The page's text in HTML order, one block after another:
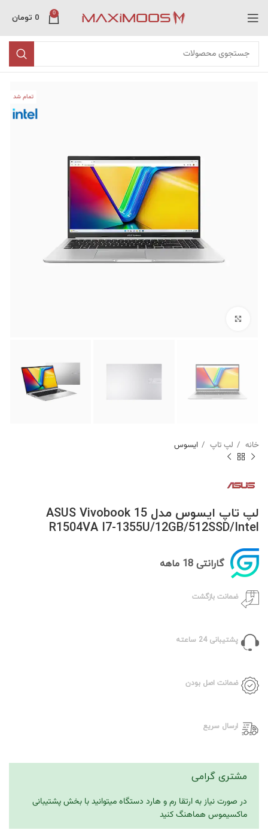
0
0 تومان
تمام شد
خانه لپ تاپ ایسوس
لپ تاپ ایسوس مدل ASUS Vivobook 15
R1504VA I7-1355U/12GB/512SSD/Intel
گارانتی 18 ماهه
ضمانت بازگشت
پشتیبانی 24 ساعته
ضمانت اصل بودن
ارسال سریع
مشتری گرامی
در صورت نیاز به ارتقا رم و هارد دستگاه میتوانید با بخش پشتیبانی
ماکسیموس هماهنگ کنید